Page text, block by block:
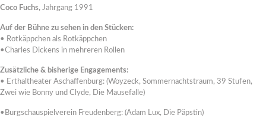
Coco Fuchs, Jahrgang 1991
Auf der Bühne zu sehen in den Stücken:
• Rotkäppchen als Rotkäppchen
•Charles Dickens in mehreren Rollen
Zusätzliche & bisherige Engagements:
• Erthaltheater Aschaffenburg: (Woyzeck, Sommernachtstraum, 39 Stufen,
Zwei wie Bonny und Clyde, Die Mausefalle)
•Burgschauspielverein Freudenberg: (Adam Lux, Die Päpstin)